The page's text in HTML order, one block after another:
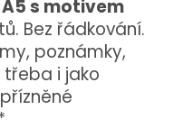
s motivem
Bez řádkování.
poznámky,
třeba i jako